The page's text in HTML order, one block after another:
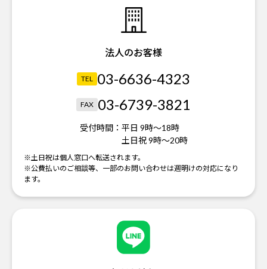
法人のお客様
TEL 03-6636-4323
FAX 03-6739-3821
受付時間： 平日 9時～18時
土日祝 9時～20時
※土日祝は個人窓口へ転送されます。
※公費払いのご相談等、一部のお問い合わせは週明けの対応になり
ます。